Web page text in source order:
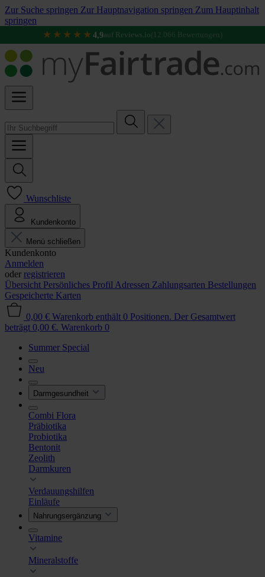
Zur Suche springen Zur Hauptnavigation springen Zum Hauptinhalt
springen
★★★★★4,9auf Reviews.io(12.066 Bewertungen)
Wunschliste
Kundenkonto
Menü schließen
Kundenkonto
Anmelden
oder registrieren
Übersicht Persönliches Profil Adressen Zahlungsarten Bestellungen
Gespeicherte Karten
0,00 € Warenkorb enthält 0 Positionen. Der Gesamtwert
beträgt 0,00 €. Warenkorb 0
Summer Special
Neu
Darmgesundheit
Combi Flora
Präbiotika
Probiotika
Bentonit
Zeolith
Darmkuren
Verdauungshilfen
Einläufe
Nahrungsergänzung
Vitamine
Mineralstoffe